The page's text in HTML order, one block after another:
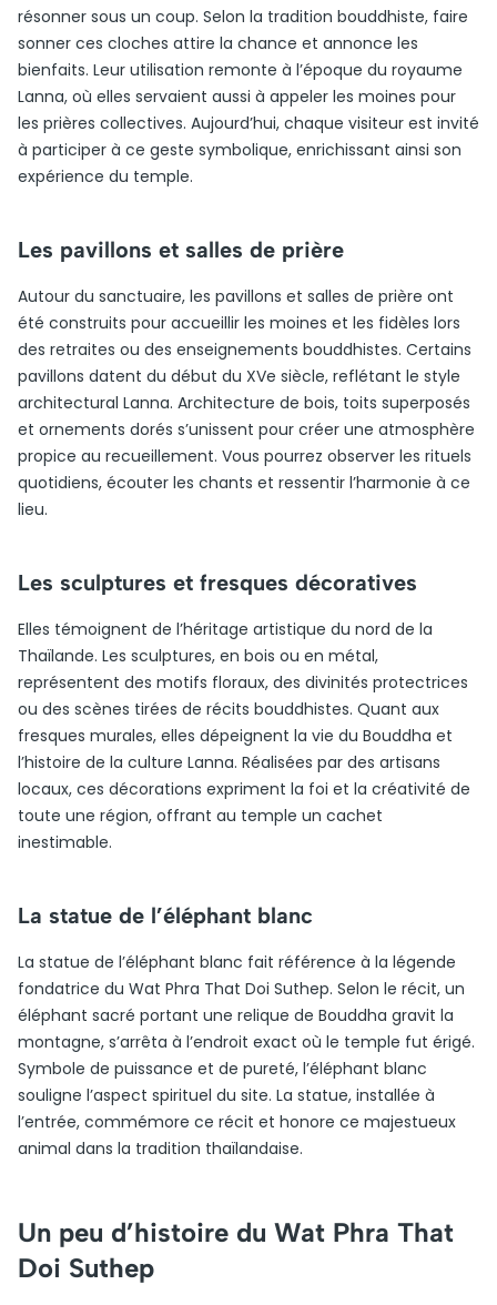
résonner sous un coup. Selon la tradition bouddhiste, faire
sonner ces cloches attire la chance et annonce les
bienfaits. Leur utilisation remonte à l’époque du royaume
Lanna, où elles servaient aussi à appeler les moines pour
les prières collectives. Aujourd’hui, chaque visiteur est invité
à participer à ce geste symbolique, enrichissant ainsi son
expérience du temple.
Les pavillons et salles de prière
Autour du sanctuaire, les pavillons et salles de prière ont
été construits pour accueillir les moines et les fidèles lors
des retraites ou des enseignements bouddhistes. Certains
pavillons datent du début du XVe siècle, reflétant le style
architectural Lanna. Architecture de bois, toits superposés
et ornements dorés s’unissent pour créer une atmosphère
propice au recueillement. Vous pourrez observer les rituels
quotidiens, écouter les chants et ressentir l’harmonie à ce
lieu.
Les sculptures et fresques décoratives
Elles témoignent de l’héritage artistique du nord de la
Thaïlande. Les sculptures, en bois ou en métal,
représentent des motifs floraux, des divinités protectrices
ou des scènes tirées de récits bouddhistes. Quant aux
fresques murales, elles dépeignent la vie du Bouddha et
l’histoire de la culture Lanna. Réalisées par des artisans
locaux, ces décorations expriment la foi et la créativité de
toute une région, offrant au temple un cachet
inestimable.
La statue de l’éléphant blanc
La statue de l’éléphant blanc fait référence à la légende
fondatrice du Wat Phra That Doi Suthep. Selon le récit, un
éléphant sacré portant une relique de Bouddha gravit la
montagne, s’arrêta à l’endroit exact où le temple fut érigé.
Symbole de puissance et de pureté, l’éléphant blanc
souligne l’aspect spirituel du site. La statue, installée à
l’entrée, commémore ce récit et honore ce majestueux
animal dans la tradition thaïlandaise.
Un peu d’histoire du Wat Phra That
Doi Suthep